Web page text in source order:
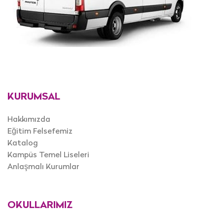
KURUMSAL
Hakkımızda
Eğitim Felsefemiz
Katalog
Kampüs Temel Liseleri
Anlaşmalı Kurumlar
OKULLARIMIZ